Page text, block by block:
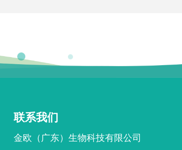
联系我们
金欧（广东）生物科技有限公司